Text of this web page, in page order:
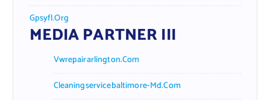
Gpsyfl.org
MEDIA PARTNER III
Vwrepairarlington.com
Cleaningservicebaltimore-Md.com